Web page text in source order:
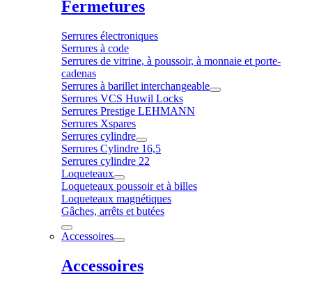
Fermetures
Serrures électroniques
Serrures à code
Serrures de vitrine, à poussoir, à monnaie et porte-
cadenas
Serrures à barillet interchangeable
Serrures VCS Huwil Locks
Serrures Prestige LEHMANN
Serrures Xspares
Serrures cylindre
Serrures Cylindre 16,5
Serrures cylindre 22
Loqueteaux
Loqueteaux poussoir et à billes
Loqueteaux magnétiques
Gâches, arrêts et butées
Accessoires
Accessoires